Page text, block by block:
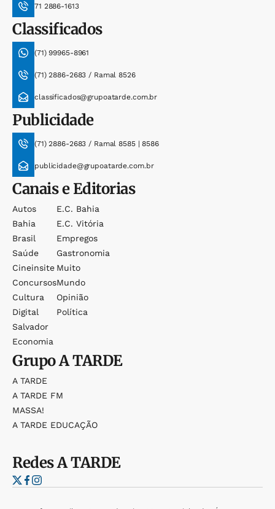
71 2886-1613
Classificados
(71) 99965-8961
(71) 2886-2683 / Ramal 8526
classificados@grupoatarde.com.br
Publicidade
(71) 2886-2683 / Ramal 8585 | 8586
publicidade@grupoatarde.com.br
Canais e Editorias
Autos
Bahia
Brasil
Saúde
Cineinsite
Concursos
Cultura
Digital
Salvador
Economia
E.c. Bahia
E.c. Vitória
Empregos
Gastronomia
Muito
Mundo
Opinião
Política
GrupoA TARDE
A TARDE
A TARDE FM
MASSA!
A TARDE EDUCAÇÃO
RedesA TARDE